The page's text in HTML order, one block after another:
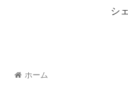
シ
ホーム